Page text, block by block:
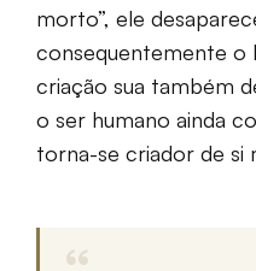
morto”, ele
consequentemente o
criação sua também
o ser humano ainda
torna-se criador de si